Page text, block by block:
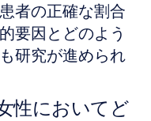
者の正確な割合
要因とどのよう
研究が進められ
性においてど